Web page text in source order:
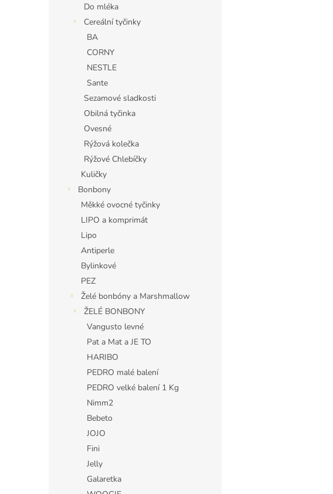
Do mléka
Cereální tyčinky
BA
CORNY
NESTLE
Sante
Sezamové sladkosti
Obilná tyčinka
Ovesné
Rýžová kolečka
Rýžové Chlebíčky
Kuličky
Bonbony
Měkké ovocné tyčinky
LIPO a komprimát
Lipo
Antiperle
Bylinkové
PEZ
Želé bonbóny a Marshmallow
ŽELÉ BONBONY
Vangusto levné
Pat a Mat a JE TO
HARIBO
PEDRO malé balení
PEDRO velké balení 1 Kg
Nimm2
Bebeto
JOJO
Fini
Jelly
Galaretka